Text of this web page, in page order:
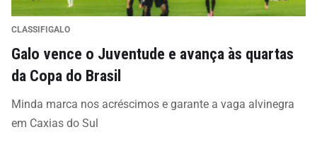
CLASSIFIGALO
Galo vence o Juventude e avança às quartas
da Copa do Brasil
Minda marca nos acréscimos e garante a vaga alvinegra
em Caxias do Sul